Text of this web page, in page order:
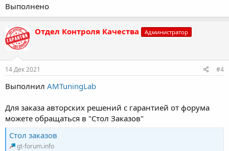
Выполнено
Отдел Контроля Качества Администратор
14 Дек 2021 #4
Выполнил AMTuningLab
Для заказа авторских решений с гарантией от форума
можете обращаться в "Стол Заказов"
Стол заказов
gt-forum.info